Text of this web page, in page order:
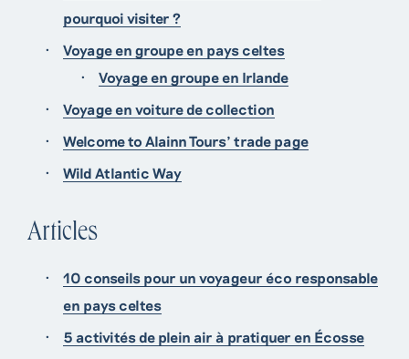
pourquoi visiter ?
Voyage en groupe en pays celtes
Voyage en groupe en Irlande
Voyage en voiture de collection
Welcome to Alainn Tours’ trade page
Wild Atlantic Way
Articles
10 conseils pour un voyageur éco responsable
en pays celtes
5 activités de plein air à pratiquer en Écosse